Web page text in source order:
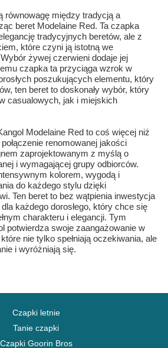
równowagę między tradycją a
beret Modelaine Red. Ta czapka
tradycyjnych beretów, ale z
które czyni ją istotną we
żywej czerwieni dodaje jej
czapka ta przyciąga wzrok w
poszukujących elementu, który
ten beret to doskonały wybór, który
casualowych, jak i miejskich
Modelaine Red to coś więcej niż
renomowanej jakości
zaprojektowanym z myślą o
i wymagającej grupy odbiorców.
kolorem, wygodą i
do każdego stylu dzięki
Ten beret to bez wątpienia inwestycja
każdego dorosłego, który chce się
charakteru i elegancji. Tym
potwierdza swoje zaangażowanie w
nie tylko spełniają oczekiwania, ale
i wyróżniają się.
Czapki letnie
Tanie czapki
Czapki Goorin Bros